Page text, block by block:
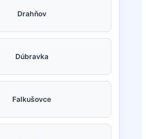
Drahňov
Dúbravka
Falkušovce